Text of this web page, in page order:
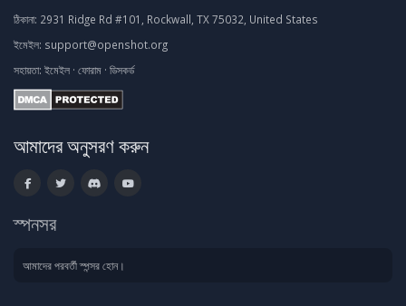
ঠিকানা: 2931 Ridge Rd #101, Rockwall, TX 75032, United States
ইমেইল: support@openshot.org
সহায়তা: ইমেইল · ফোরাম · ডিসকর্ড
আমাদের অনুসরণ করুন
স্পনসর
আমাদের পরবর্তী স্পন্সর হোন।